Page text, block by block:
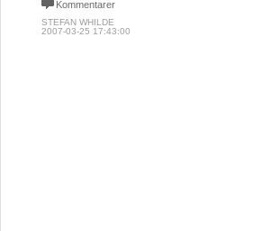
Kommentarer
STEFAN WHILDE
2007-03-25 17:43:00